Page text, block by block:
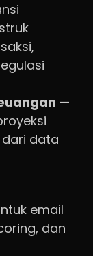
—
dari data
email
dan